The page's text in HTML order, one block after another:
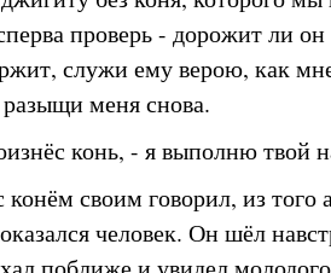
проверь - дорожит ли
служи ему верою, как
разыщи меня снова.
конь, - я выполню твой
своим говорил, из того
человек. Он шёл
поближе и увидел